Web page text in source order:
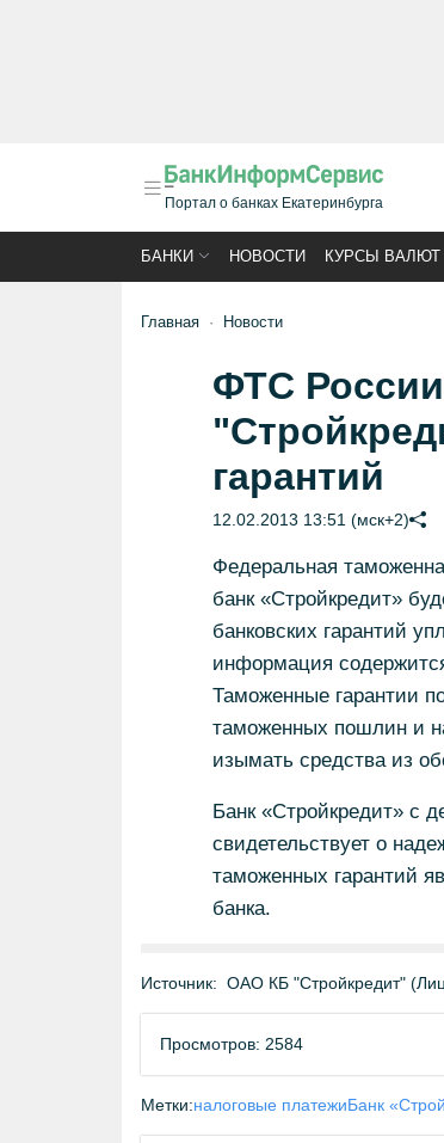
Портал о банках Екатеринбурга
БАНКИ НОВОСТИ КУРСЫ ВАЛЮТ
Главная Новости
ФТС
гарантий
12.02.2013 13:51 (мск+2)
Федеральная
банк «Стройкредит»
банковских гарантий
информация
Таможенные гарантии
таможенных пошлин и
изымать средства из
Банк «Стройкредит» с
свидетельствует о
таможенных гарантий
банка.
Источник: ОАО КБ "Стройкредит"
Просмотров: 2584
Метки:налоговые платежиБанк